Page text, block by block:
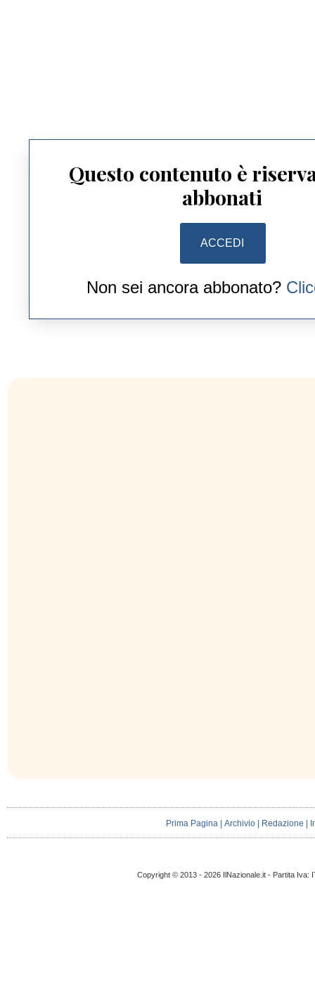
Questo contenuto è
abbonati
ACCEDI
Non sei ancora abbonato?
Prima Pagina |Archivio Redazione
Copyright © 2013 - 2026 IlNazionale.it - Partita Iva: